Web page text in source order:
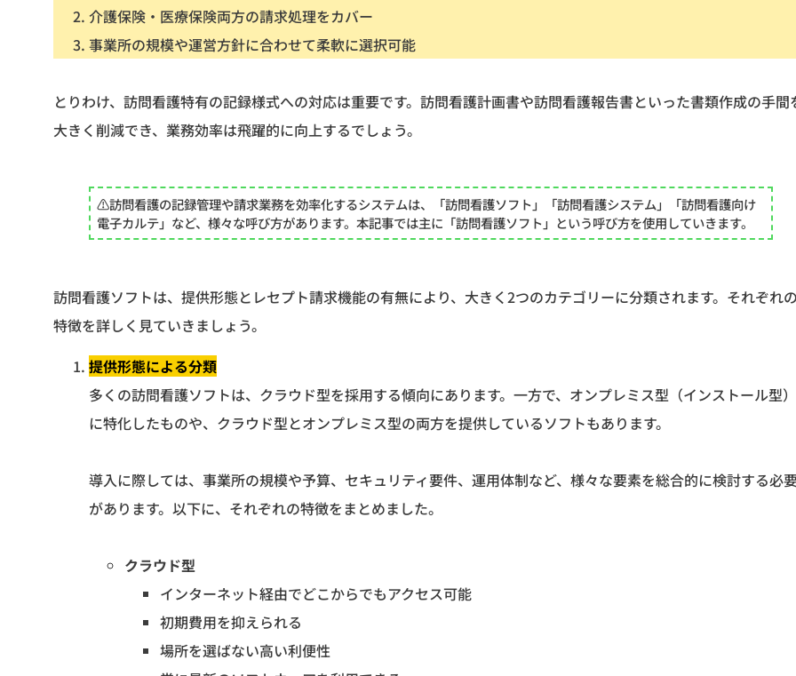
介護保険・医療保険両方の請求処理をカバー
事業所の規模や運営方針に合わせて柔軟に選択可能
とりわけ、訪問看護特有の記録様式への対応は重要です。訪問看護計画書や訪問看護報告書といった書類作成の手間
大きく削減でき、業務効率は飛躍的に向上するでしょう。
⚠︎訪問看護の記録管理や請求業務を効率化するシステムは、「訪問看護ソフト」「訪問看護システム」「訪問看護向け
電子カルテ」など、様々な呼び方があります。本記事では主に「訪問看護ソフト」という呼び方を使用していきます。
訪問看護ソフトは、提供形態とレセプト請求機能の有無により、大きく2つのカテゴリーに分類されます。それぞれ
特徴を詳しく見ていきましょう。
提供形態による分類
多くの訪問看護ソフトは、クラウド型を採用する傾向にあります。一方で、オンプレミス型（インストール型）
に特化したものや、クラウド型とオンプレミス型の両方を提供しているソフトもあります。
導入に際しては、事業所の規模や予算、セキュリティ要件、運用体制など、様々な要素を総合的に検討する必
があります。以下に、それぞれの特徴をまとめました。
クラウド型
インターネット経由でどこからでもアクセス可能
初期費用を抑えられる
場所を選ばない高い利便性